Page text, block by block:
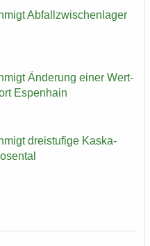
Ab­fall­zwi­schen­la­ger
Än­de­rung einer Wert­
Es­pen­hain
drei­stu­fi­ge Kas­ka­